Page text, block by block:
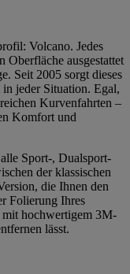
Volcano. Jedes
Oberfläche ausgestattet
Seit 2005 sorgt dieses
jeder Situation. Egal,
Kurvenfahrten –
Komfort und
Sport-, Dualsport-
der klassischen
die Ihnen den
Folierung Ihres
hochwertigem 3M-
lässt.